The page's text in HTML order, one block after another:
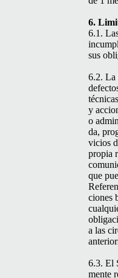
6.
6.1.
sus
6.2. La
y
o
da,
vi­cios
propia
que
ciones
a las
6.3. El
mente